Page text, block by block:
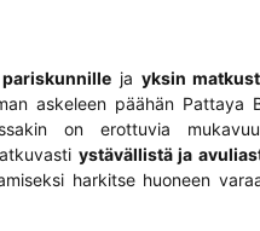
pariskunnille ja yksin
askeleen päähän Pattaya
on erottuvia
ystävällistä ja
harkitse huoneen